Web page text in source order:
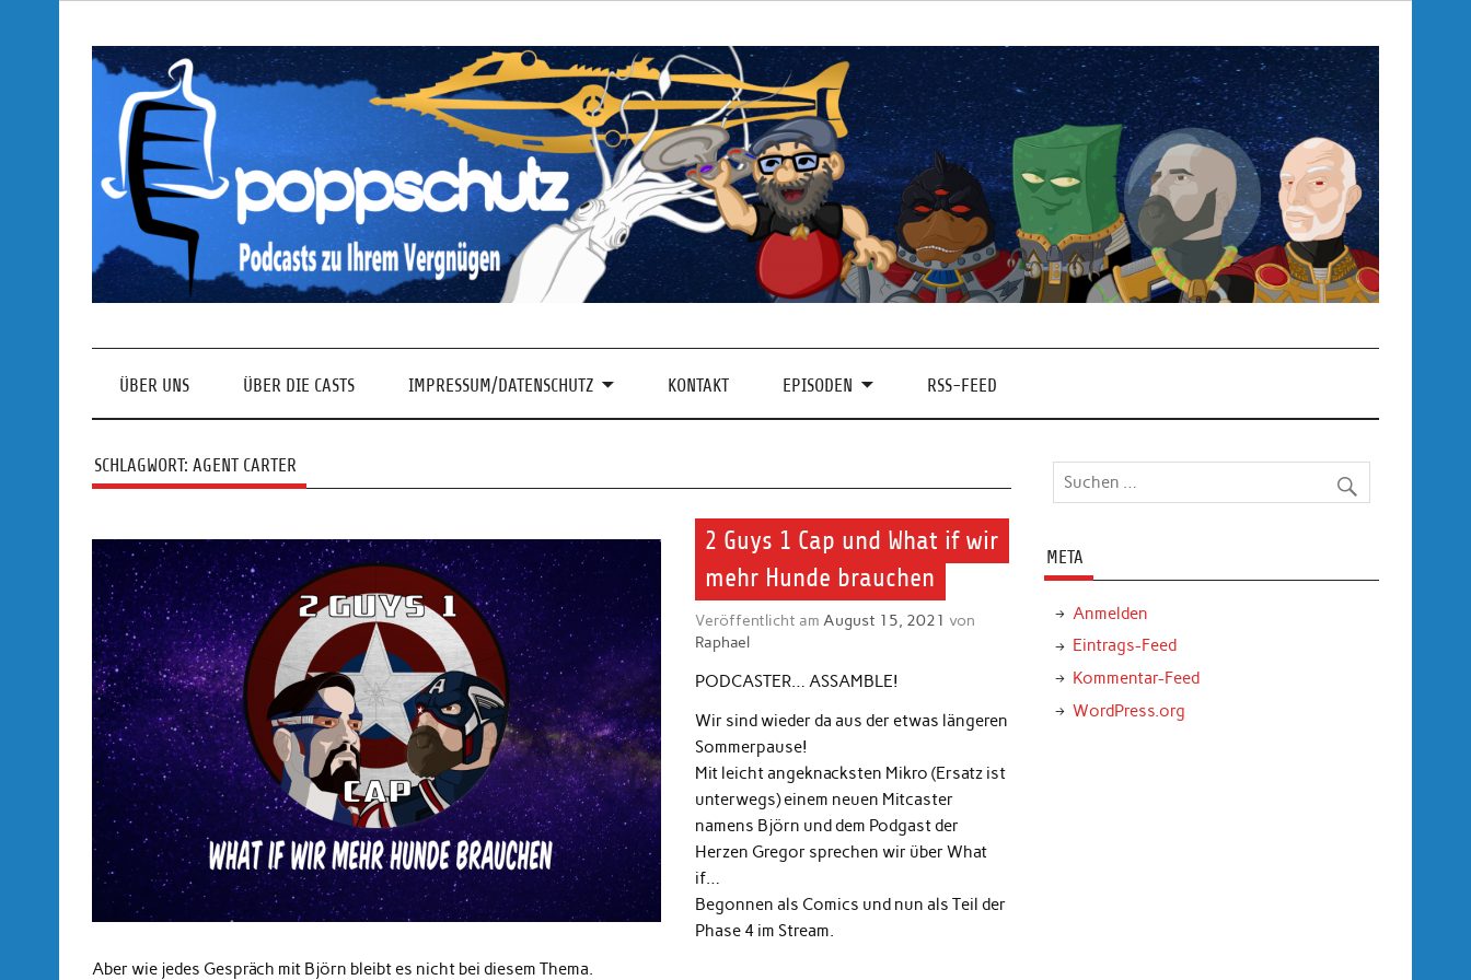
Podcasts zu Ihrem Vergnügen
ÜBER UNS ÜBER DIE CASTS IMPRESSUM/DATENSCHUTZ KONTAKT EPISODEN RSS-FEED
SCHLAGWORT: AGENT CARTER
2 Guys 1 Cap und What if wir
mehr Hunde brauchen
Veröffentlicht am August 15, 2021 von
Raphael
PODCASTER… ASSAMBLE!
Wir sind wieder da aus der etwas längeren
Sommerpause!
Mit leicht angeknacksten Mikro (Ersatz ist
unterwegs) einem neuen Mitcaster
namens Björn und dem Podgast der
Herzen Gregor sprechen wir über What
if…
Begonnen als Comics und nun als Teil der
Phase 4 im Stream.
Aber wie jedes Gespräch mit Björn bleibt es nicht bei diesem Thema.
META
Anmelden
Eintrags-Feed
Kommentar-Feed
WordPress.org